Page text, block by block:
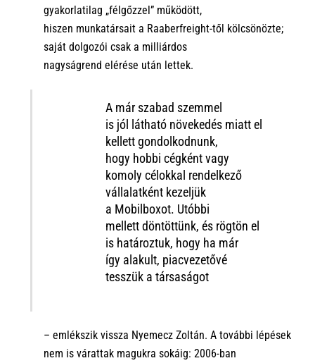
gyakorlatilag „félgőzzel” működött,
hiszen munkatársait a Raaberfreight-től kölcsönözte;
sajátdolgozói csak a milliárdos
nagyságrend elérése után lettek.
A már szabad szemmel
is jól látható növekedés miatt el
kellett gondolkodnunk,
hogy hobbi cégként vagy
komoly célokkal rendelkező
vállalatként kezeljük
a Mobilboxot. Utóbbi
mellettdöntöttünk, és rögtön el
is határoztuk, hogy ha már
így alakult, piacvezetővé
tesszük atársaságot
– emlékszik vissza Nyemecz Zoltán. A további lépések
nem is várattak magukra sokáig: 2006-ban